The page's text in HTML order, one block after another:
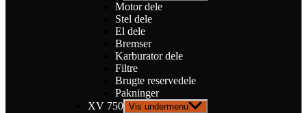
Motor dele
Stel dele
El dele
Bremser
Karburator dele
Filtre
Brugte reservedele
Pakninger
XV 750 Vis undermenu